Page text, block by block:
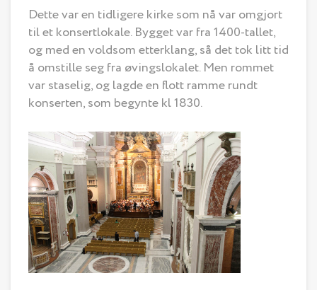
Dette var en tidligere kirke som nå var omgjort
til et konsertlokale. Bygget var fra 1400-tallet,
og med en voldsom etterklang, så det tok litt tid
å omstille seg fra øvingslokalet. Men rommet
var staselig, og lagde en flott ramme rundt
konserten, som begynte kl 1830.